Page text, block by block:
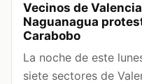
Vecinos de
Naguanagua
Carabobo
La noche de este
siete sectores de